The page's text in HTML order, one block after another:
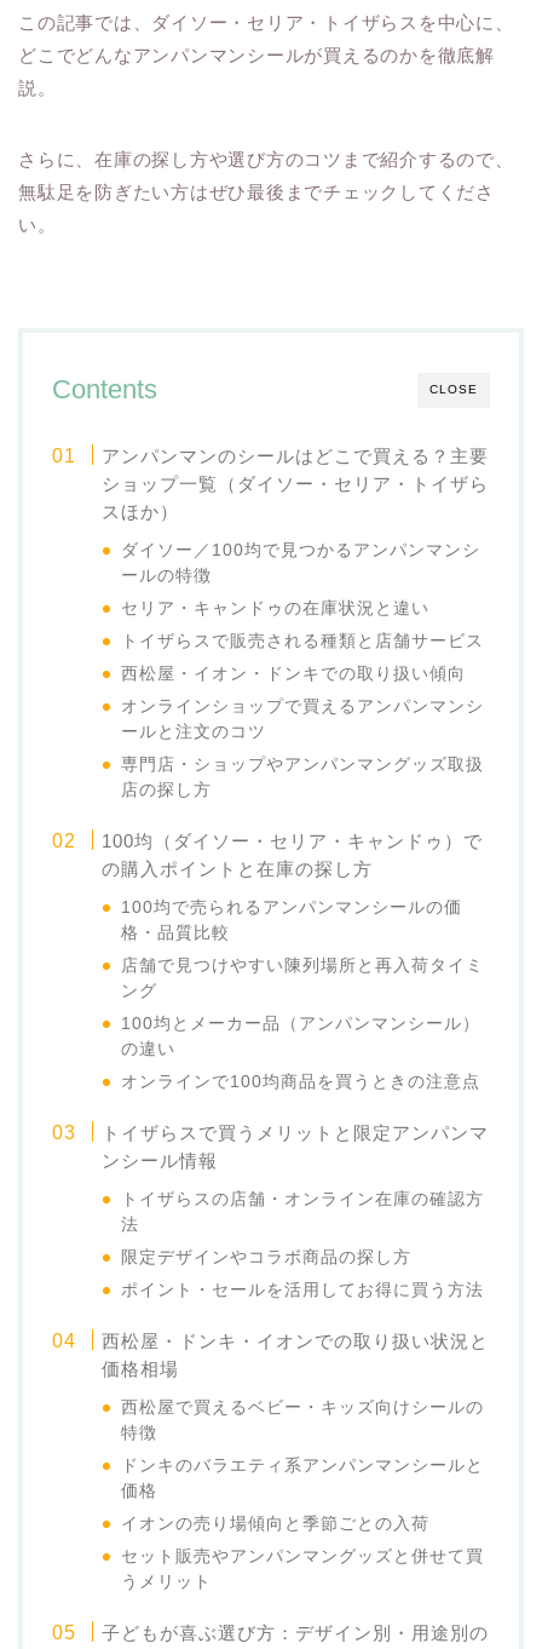
この記事では、ダイソー・セリア・トイザらスを中心に、
どこでどんなアンパンマンシールが買えるのかを徹底解
説。
さらに、在庫の探し方や選び方のコツまで紹介するので、
無駄足を防ぎたい方はぜひ最後までチェックしてくださ
い。
CLOSE
Contents
アンパンマンのシールはどこで買える？主要
ショップ一覧（ダイソー・セリア・トイザら
スほか）
ダイソー／100均で見つかるアンパンマンシ
ールの特徴
セリア・キャンドゥの在庫状況と違い
トイザらスで販売される種類と店舗サービス
西松屋・イオン・ドンキでの取り扱い傾向
オンラインショップで買えるアンパンマンシ
ールと注文のコツ
専門店・ショップやアンパンマングッズ取扱
店の探し方
100均（ダイソー・セリア・キャンドゥ）で
の購入ポイントと在庫の探し方
100均で売られるアンパンマンシールの価
格・品質比較
店舗で見つけやすい陳列場所と再入荷タイミ
ング
100均とメーカー品（アンパンマンシール）
の違い
オンラインで100均商品を買うときの注意点
トイザらスで買うメリットと限定アンパンマ
ンシール情報
トイザらスの店舗・オンライン在庫の確認方
法
限定デザインやコラボ商品の探し方
ポイント・セールを活用してお得に買う方法
西松屋・ドンキ・イオンでの取り扱い状況と
価格相場
西松屋で買えるベビー・キッズ向けシールの
特徴
ドンキのバラエティ系アンパンマンシールと
価格
イオンの売り場傾向と季節ごとの入荷
セット販売やアンパンマングッズと併せて買
うメリット
子どもが喜ぶ選び方：デザイン別・用途別の